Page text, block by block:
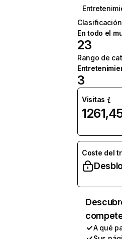
En todo el
23
Rango de
3
Visitas
Coste del
A qué